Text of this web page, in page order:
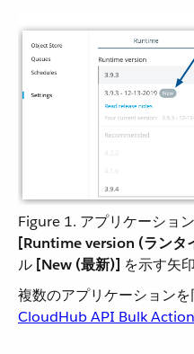
Figure 1. アプリケーショ
[Runtime version (ランタ
ル ​ [New (最新)]
を示す矢印
複数のアプリケーションを
CloudHub API Bulk Action